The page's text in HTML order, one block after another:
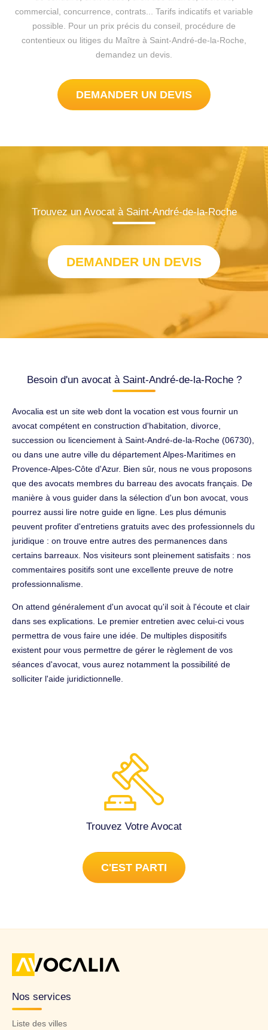
commercial, concurrence, contrats... Tarifs indicatifs et variable
possible. Pour un prix précis du conseil, procédure de
contentieux ou litiges du Maître à Saint-André-de-la-Roche,
demandez un devis.
DEMANDER UN DEVIS
Trouvez un Avocat à Saint-André-de-la-Roche
DEMANDER UN DEVIS
Besoin d'un avocat à Saint-André-de-la-Roche ?
Avocalia est un site web dont la vocation est vous fournir un
avocat compétent en construction d'habitation, divorce,
succession ou licenciement à Saint-André-de-la-Roche (06730),
ou dans une autre ville du département Alpes-Maritimes en
Provence-Alpes-Côte d'Azur. Bien sûr, nous ne vous proposons
que des avocats membres du barreau des avocats français. De
manière à vous guider dans la sélection d'un bon avocat, vous
pourrez aussi lire notre guide en ligne. Les plus démunis
peuvent profiter d'entretiens gratuits avec des professionnels du
juridique : on trouve entre autres des permanences dans
certains barreaux. Nos visiteurs sont pleinement satisfaits : nos
commentaires positifs sont une excellente preuve de notre
professionnalisme.
On attend généralement d'un avocat qu'il soit à l'écoute et clair
dans ses explications. Le premier entretien avec celui-ci vous
permettra de vous faire une idée. De multiples dispositifs
existent pour vous permettre de gérer le règlement de vos
séances d'avocat, vous aurez notamment la possibilité de
solliciter l'aide juridictionnelle.
Trouvez Votre Avocat
C'EST PARTI
Nos services
Liste des villes